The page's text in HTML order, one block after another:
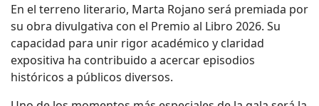
En el terreno literario, Marta Rojano será premiada por
su obra divulgativa con el Premio al Libro 2026. Su
capacidad para unir rigor académico y claridad
expositiva ha contribuido a acercar episodios
históricos a públicos diversos.